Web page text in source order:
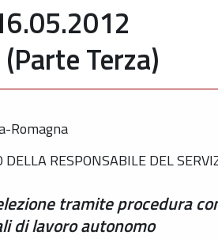
Terza)
Romagna
RESPONSABILE DEL
tramite procedura
di lavoro autonomo